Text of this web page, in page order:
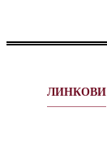
ЛИНКОВИ